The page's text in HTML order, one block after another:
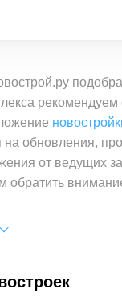
на обновления,
от ведущих
обратить